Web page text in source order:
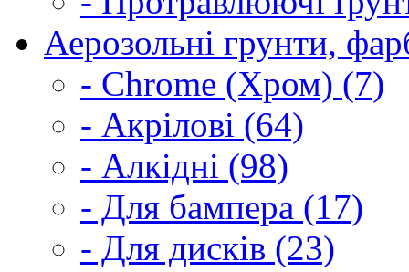
Аерозольні грунти,
- Chrome (Хром) (7)
- Акрілові (64)
- Алкідні (98)
- Для бампера (17)
- Для дисків (23)